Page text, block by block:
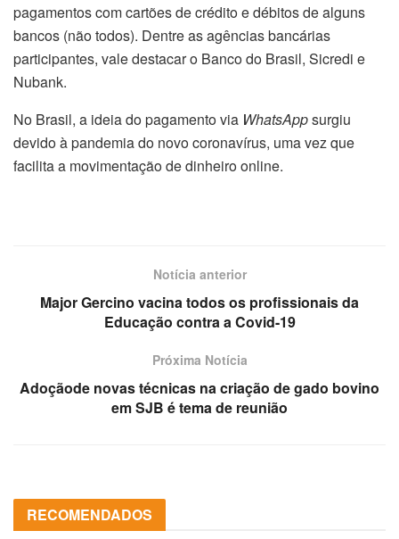
pagamentos com cartões de crédito e débitos de alguns
bancos (não todos). Dentre as agências bancárias
participantes, vale destacar o Banco do Brasil, Sicredi e
Nubank.
No Brasil, a ideia do pagamento via WhatsAppsurgiu
devido à pandemia do novo coronavírus, uma vez que
facilita a movimentação de dinheiro online.
Notícia anterior
Major Gercino vacina todos os profissionais da
Educação contra a Covid-19
Próxima Notícia
Adoçãode novas técnicas na criação de gado bovino
em SJB é tema de reunião
RECOMENDADOS